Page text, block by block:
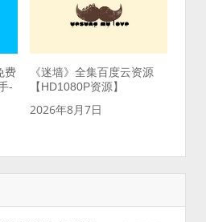
费
-
《迷墙》全集百度云资源
【HD1080P资源】
2026年8月7日